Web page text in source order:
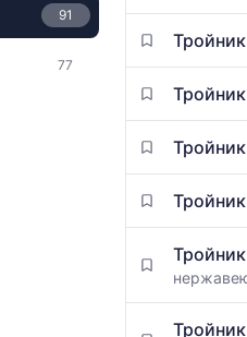
91
77
Тройник
Тройник
Тройник
Тройник
Тройник
Тройник